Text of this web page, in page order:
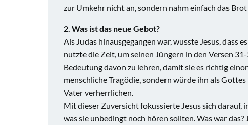
zur Umkehr nicht an, sondern nahm einfach das
2. Was ist das neue Gebot?
Als Judas hinausgegangen war, wusste Jesus, dass
nutzte die Zeit, um seinen Jüngern in den Versen
Bedeutung davon zu lehren, damit sie es richtig
menschliche Tragödie, sondern würde ihn als
Vater verherrlichen.
Mit dieser Zuversicht fokussierte Jesus sich darauf,
was sie unbedingt noch hören sollten. Was war das?